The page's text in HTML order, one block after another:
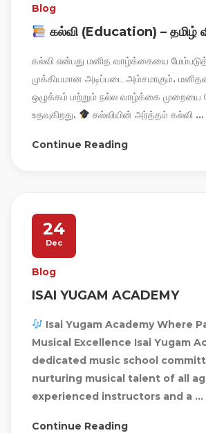
Blog
கல்வி (Education) – தமிழ்
கல்வி என்பது மனித வாழ்க்கையை
முக்கியமான அடிப்படை அம்சமாகும்.
ஒழுக்கம் மற்றும் நல்ல வாழ்க்கை முறையை
உதவுகிறது.
கல்வியின் அர்த்தம் கல்வி ...
Continue Reading
24
Dec
Blog
ISAI YUGAM ACADEMY
Isai Yugam Academy Where
Musical Excellence Isai Yugam
dedicated music school
nurturing musical talent of all
experienced instructors and a ...
Continue Reading